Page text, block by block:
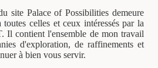
site Palace of Possibilities demeure
celles et ceux intéressés par la
Il contient l'ensemble de mon travail
d'exploration, de raffinements et
à bien vous servir.